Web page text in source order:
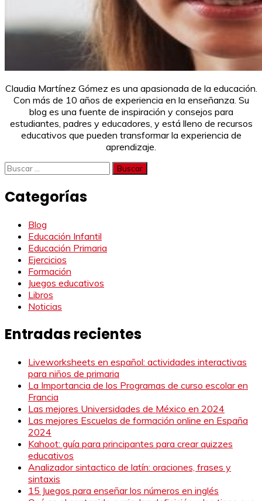
Claudia Martínez Gómez es una apasionada de la educación.
Con más de 10 años de experiencia en la enseñanza. Su
blog es una fuente de inspiración y consejos para
estudiantes, padres y educadores, y está lleno de recursos
educativos que pueden transformar la experiencia de
aprendizaje.
Buscar:
Categorías
Blog
Educación Infantil
Educación Primaria
Ejercicios
Formación
Juegos educativos
Libros
Noticias
Entradas recientes
Liveworksheets en español: actividades interactivas
para niños de primaria
La Importancia de los Programas de curso escolar en
Francia
Las mejores Universidades de México en 2024
Las mejores Escuelas de formación online en España
2024
Kahoot: guía para principantes para crear quizzes
educativos
Analizador sintactico de latín: oraciones, frases y
sintaxis
15 Juegos para enseñar los números en inglés